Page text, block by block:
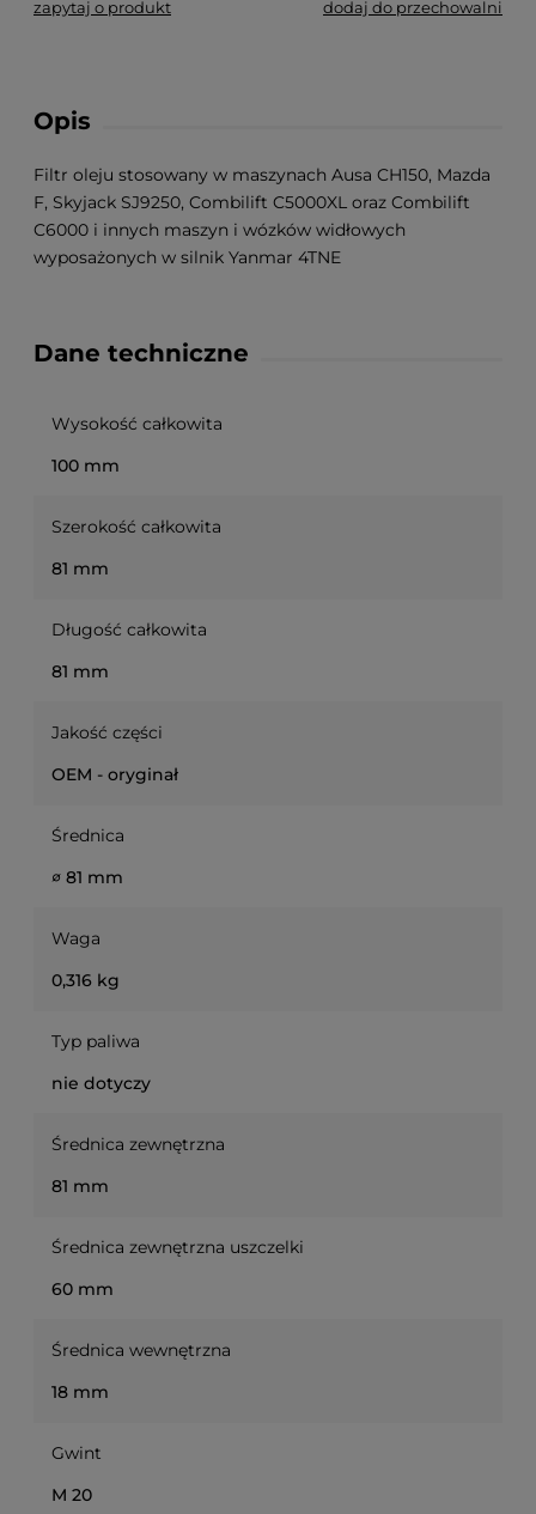
zapytaj o produkt dodaj do przechowalni
Opis
Filtr oleju stosowany w maszynach Ausa CH150, Mazda
F, Skyjack SJ9250, Combilift C5000XL oraz Combilift
C6000 i innych maszyn i wózków widłowych
wyposażonych w silnik Yanmar 4TNE
Dane techniczne
Wysokość całkowita
100 mm
Szerokość całkowita
81 mm
Długość całkowita
81 mm
Jakość części
OEM - oryginał
Średnica
∅ 81 mm
Waga
0,316 kg
Typ paliwa
nie dotyczy
Średnica zewnętrzna
81 mm
Średnica zewnętrzna uszczelki
60 mm
Średnica wewnętrzna
18 mm
Gwint
M 20